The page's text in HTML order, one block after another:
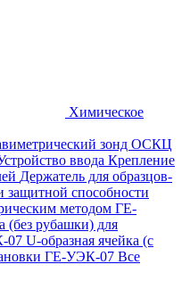
Химическое
зонд ОСКЦ
ввода Крепление
Держатель для образцов-
защитной способности
методом ГЕ-
(без рубашки) для
07 U-образная ячейка (с
ГЕ-УЭК-07 Все